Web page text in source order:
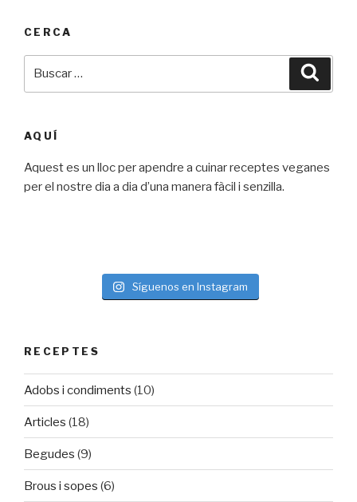
CERCA
AQUÍ
Aquest es un lloc per apendre a cuinar receptes veganes
per el nostre dia a dia d’una manera fàcil i senzilla.
Síguenos en Instagram
RECEPTES
Adobs i condiments (10)
Articles (18)
Begudes (9)
Brous i sopes (6)